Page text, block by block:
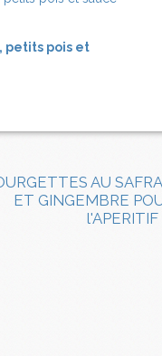
petits pois et
AU
ET GINGEMBRE
l'APERITIF